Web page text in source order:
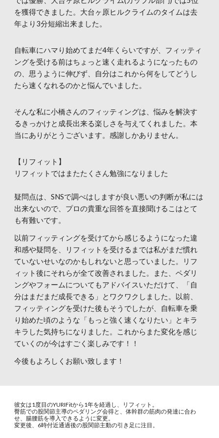
を獲得できました。大台ヶ原ヒルクライムのタイムは去
年より3分短縮出来ました。
自転車にハマり始めてまだ4年くらいですが、フィッティ
ングを受ける前はちょっと速く走れるようになったもの
の、思うように伸びず、自分はこれから何をしてどうし
たら速くなれるのかと悩んでいました。
そんな私に小橋さんのフィッティングは、悩みを解決す
るきっかけと成長出来る楽しさを与えてくれました。本
当にありがとうございます。感謝しかありません。
【リフィット】
リフィットではまたたくさん勉強になりました
疑問点は、SNSで調べはしますが良い悪いの判断が私には
出来ないので、プロの貴重な回答を直接聞けるこはとて
も有難いです。
以前フィッティングを受けてから感じるようになった違
和感や疑問を、リフィットを受けるまでは私がまだ慣れ
ていないせいなのかもしれないと思っていました。リフ
ィット後にそれらが全て改善されました。また、ペダリ
ングやフォームについてもアドバイスいただけて、「自
分はまだまだ成長できる」とワクワクしました。以前、
フィッティングを受けた後もそうでしたが、自転車を乗
り始めた頃のような「もっと強く速くなりたい」とキラ
キラした気持ちになりました。これからまた変化を感じ
ていくのが今はすごく楽しみです！！
今後もよろしくお願い致します！
彼女は1度目のYURIFitから1年を経過し、リフィット。
臀筋での股関節主導のペダリング会得と、体幹群の筋肉の発達に合わ
せ、腸腰筋を導入できるように変更。
変更後、6時付近通過後の股関節主動の引き足に注目。